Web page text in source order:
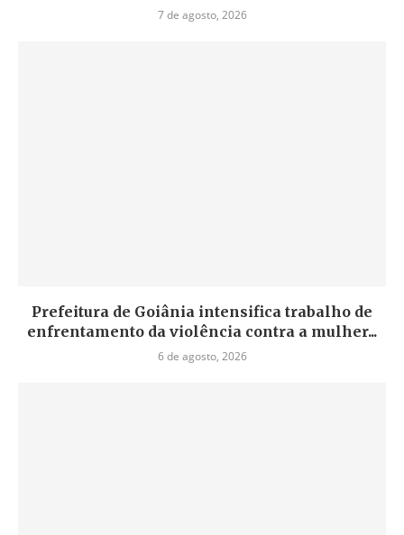
7 de agosto, 2026
Prefeitura de Goiânia intensifica trabalho de
enfrentamento da violência contra a mulher...
6 de agosto, 2026